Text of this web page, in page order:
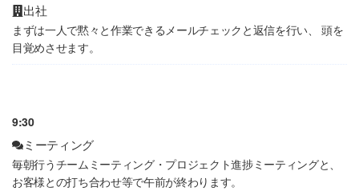
出社
まずは一人で黙々と作業できるメールチェックと返信を行い、 頭を
目覚めさせます。
9:30
ミーティング
毎朝行うチームミーティング・プロジェクト進捗ミーティングと、
お客様との打ち合わせ等で午前が終わります。